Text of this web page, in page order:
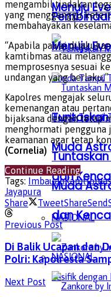
Menuju
Muda
dan
NASIONAL
Menuju
Muda
dan
NASIONAL
mengambil tindakan
yang mengganggu
membahayakan
“Apabila pawai
kamtibmas atau
memprosesnya sesuai
undangan yang berlaku,”
Kapolres mengajak
kemenangan atau
bijaksana dengan tetap
menghormati pengguna
keamanan agar tetap
(Cornelia)
Continue Reading
Tags: ImbauanKamtibmas
Jayapura
Share
TweetShareSend
Previous Post
‎‎Di Balik Ucapan dan
Polri: Kapolresta
Next Post